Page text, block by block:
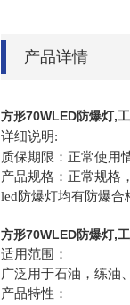
产品详情
方形70WLED防爆灯,
详细说明:
质保期限：正常使用
产品规格：正常规格
led防爆灯均有防爆合
方形70WLED防爆灯,
适用范围：
广泛用于石油，练油
产品特性：